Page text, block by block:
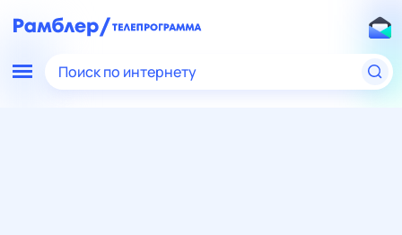
Поиск по интернету